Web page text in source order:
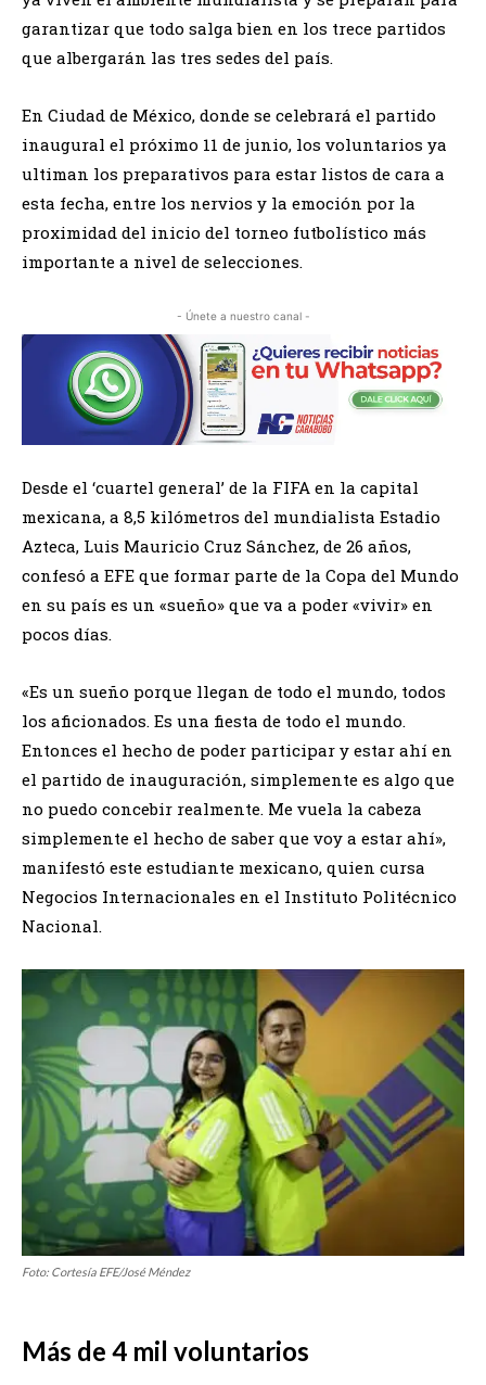
garantizar que todo salga bien en los trece partidos
que albergarán las tres sedes del país.
En Ciudad de México, donde se celebrará el partido
inaugural el próximo 11 de junio, los voluntarios ya
ultiman los preparativos para estar listos de cara a
esta fecha, entre los nervios y la emoción por la
proximidad del inicio del torneo futbolístico más
importante a nivel de selecciones.
- Únete a nuestro canal -
Desde el ‘cuartel general’ de la FIFA en la capital
mexicana, a 8,5 kilómetros del mundialista Estadio
Azteca, Luis Mauricio Cruz Sánchez, de 26 años,
confesó a EFE que formar parte de la Copa del Mundo
en su país es un «sueño» que va a poder «vivir» en
pocos días.
«Es un sueño porque llegan de todo el mundo, todos
los aficionados. Es una fiesta de todo el mundo.
Entonces el hecho de poder participar y estar ahí en
el partido de inauguración, simplemente es algo que
no puedo concebir realmente. Me vuela la cabeza
simplemente el hecho de saber que voy a estar ahí»,
manifestó este estudiante mexicano, quien cursa
Negocios Internacionales en el Instituto Politécnico
Nacional.
Foto: Cortesía EFE/José Méndez
Más de 4 mil voluntarios